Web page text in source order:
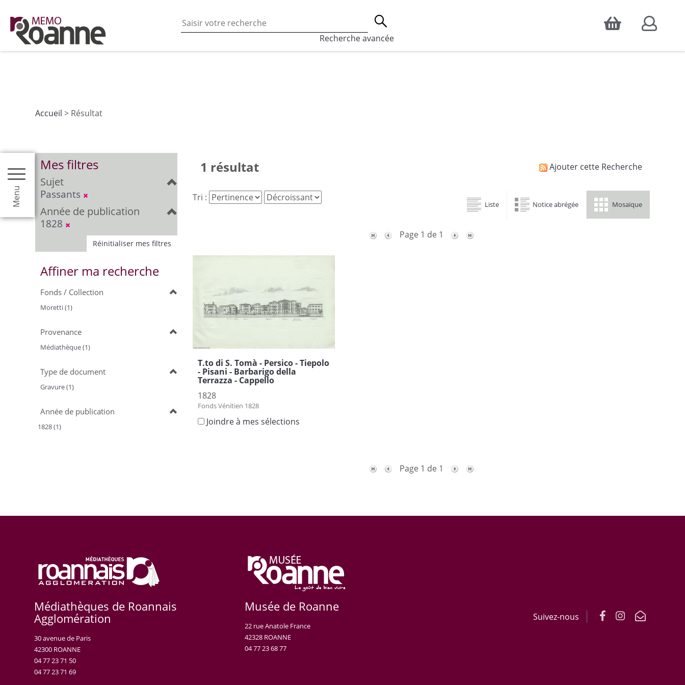
Accepter
En poursuivant votre navigation sur ce site vous acceptez l’utilisation des cookies, qui sont utilisés à des fins de statistiques d'audience, ainsi que pour
les fonctionnalités de partages de contenu sur les réseaux sociaux.
Recherche avancée
Menu
Accueil > Résultat
Mes filtres
Sujet
Passants
Année de publication
1828
Réinitialiser mes filtres
Affiner ma recherche
Fonds / Collection
Moretti (1)
Provenance
Médiathèque (1)
Type de document
Gravure (1)
Année de publication
1828 (1)
1 résultat Ajouter cette Recherche
Tri :
Liste Notice abrégée Mosaïque
Page 1 de 1
T.to di S. Tomà - Persico - Tiepolo
- Pisani - Barbarigo della
Terrazza - Cappello
1828
Fonds Vénitien 1828
Joindre à mes sélections
Page 1 de 1
Médiathèques de Roannais
Agglomération
30 avenue de Paris
42300 ROANNE
04 77 23 71 50
04 77 23 71 69
Musée de Roanne
22 rue Anatole France
42328 ROANNE
04 77 23 68 77
Suivez-nous